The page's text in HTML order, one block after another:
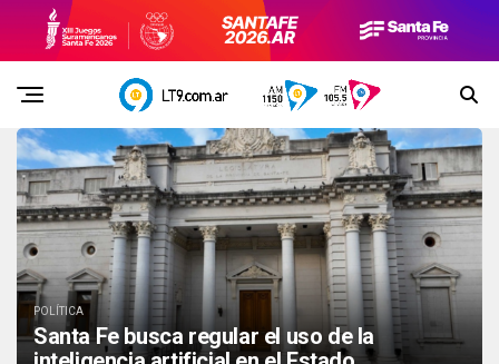
POLÍTICA
Santa Fe busca regular el uso de la